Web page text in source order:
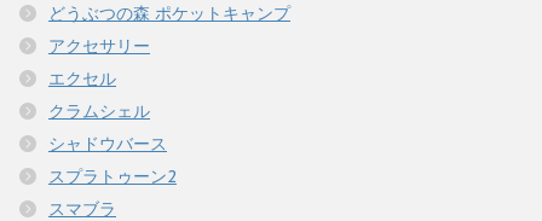
どうぶつの森 ポケットキャンプ
アクセサリー
エクセル
クラムシェル
シャドウバース
スプラトゥーン2
スマブラ